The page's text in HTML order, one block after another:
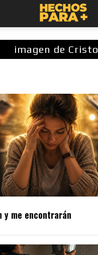
imagen de Cristo
y me encontrarán